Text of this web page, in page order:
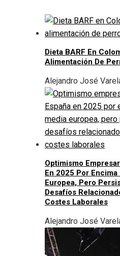
Dieta BARF En
Alimentación De
Alejandro José
Optimismo
En 2025 Por Encima
Europea, Pero
Desafíos
Costes Laborales
Alejandro José